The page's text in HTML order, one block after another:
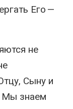
Его —
не
Сыну и
Мы знаем